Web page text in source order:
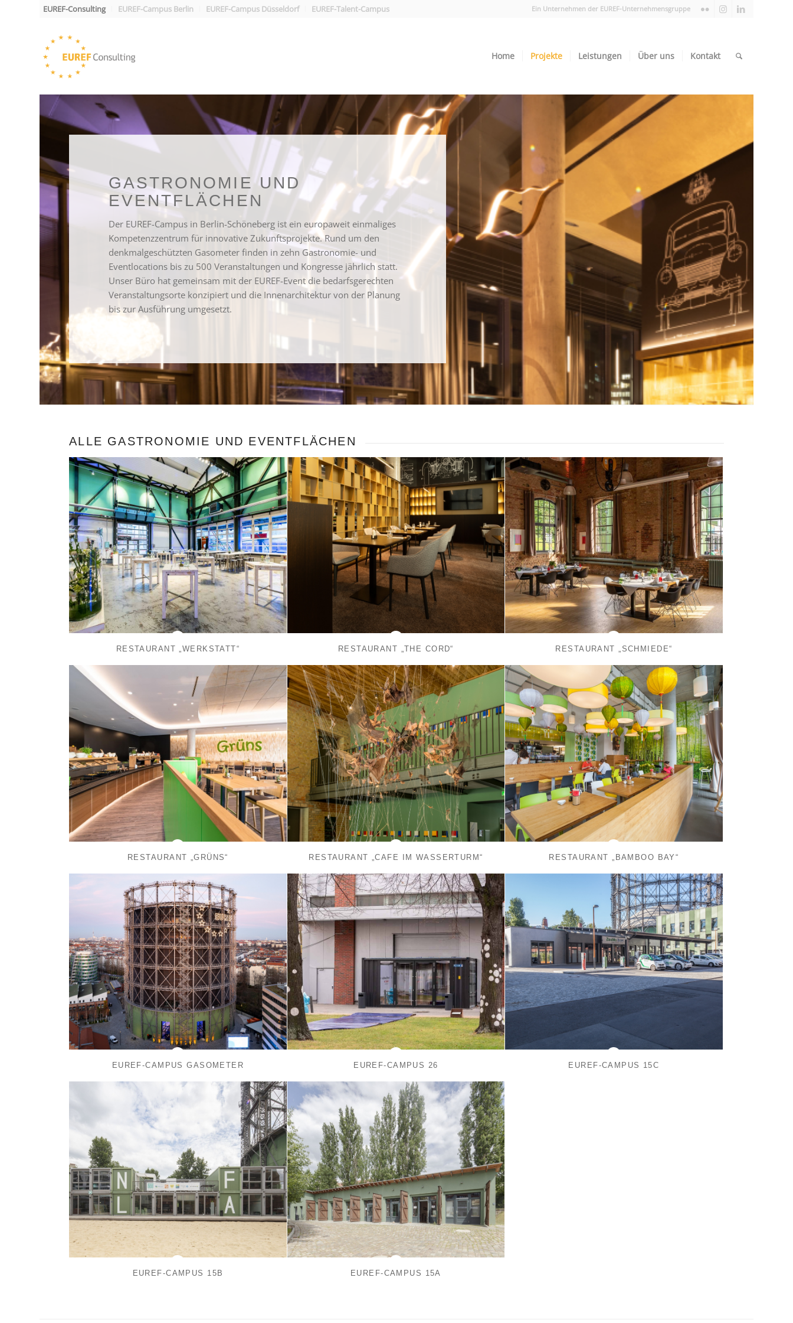
EUREF-Consulting EUREF-Campus Berlin EUREF-Campus Düsseldorf EUREF-Talent-Campus Ein Unternehmen der EUREF-Unternehmensgruppe
Home Projekte Leistungen Über uns Kontakt
GASTRONOMIE UND
EVENTFLÄCHEN
Der EUREF-Campus in Berlin-Schöneberg ist ein europaweit einmaliges
Kompetenzzentrum für innovative Zukunftsprojekte. Rund um den
denkmalgeschützten Gasometer finden in zehn Gastronomie- und
Eventlocations bis zu 500 Veranstaltungen und Kongresse jährlich statt.
Unser Büro hat gemeinsam mit der EUREF-Event die bedarfsgerechten
Veranstaltungsorte konzipiert und die Innenarchitektur von der Planung
bis zur Ausführung umgesetzt.
ALLE GASTRONOMIE UND EVENTFLÄCHEN
RESTAURANT „WERKSTATT“ RESTAURANT „THE CORD“ RESTAURANT „SCHMIEDE“
RESTAURANT „GRÜNS“ RESTAURANT „CAFÉ IM WASSERTURM“ RESTAURANT „BAMBOO BAY“
EUREF-CAMPUS GASOMETER EUREF-CAMPUS 26 EUREF-CAMPUS 15C
EUREF-CAMPUS 15B EUREF-CAMPUS 15A